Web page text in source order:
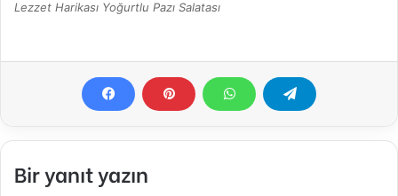
Lezzet Harikası Yoğurtlu Pazı Salatası
Bir yanıt yazın